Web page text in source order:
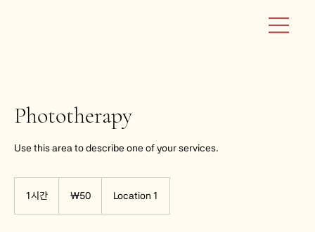
Phototherapy
Use this area to describe one of your services.
1시간 ₩50 Location 1